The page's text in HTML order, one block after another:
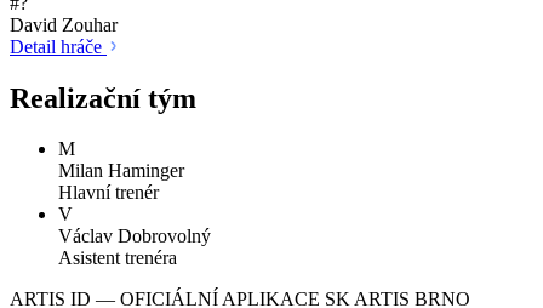
David Zouhar
Detail hráče
Realizační tým
M
Milan Haminger
Hlavní trenér
V
Václav Dobrovolný
Asistent trenéra
ARTIS ID — OFICIÁLNÍ APLIKACE SK ARTIS BRNO